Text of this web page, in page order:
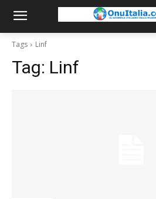
Tags Linf
Tag: Linf